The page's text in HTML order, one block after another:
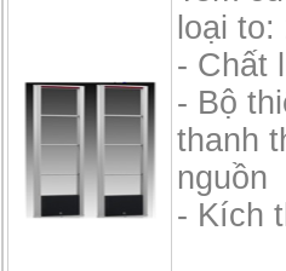
loại to:
- Chất
- Bộ
thanh
nguồn
- Kích